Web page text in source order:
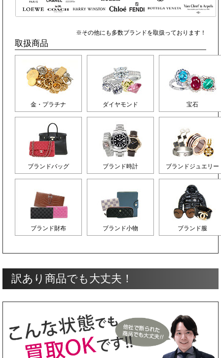
※その他にも多数ブランドを取扱っております！
取扱商品
金・プラチナ ダイヤモンド 宝石
ブランドバッグ ブランド時計 ブランドジュエリー
ブランド財布 ブランド小物 ブランド服
訳あり商品でも大丈夫！